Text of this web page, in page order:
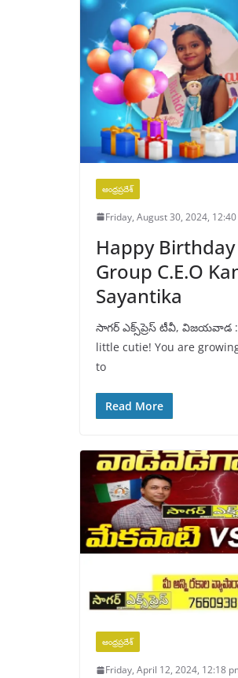
ఆంధ్రప్రదేశ్
Friday, August 30, 2024,
Happy
Group C.E.O
Sayantika
సాగర్ ఎక్స్‌ప్రెస్ టీవీ, విజయవాడ
little cutie! You are
to
Read More
ఆంధ్రప్రదేశ్
Friday, April 12, 2024, 12:18